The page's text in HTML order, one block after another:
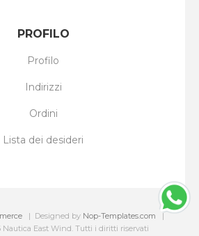
PROFILO
Profilo
Indirizzi
Ordini
Lista dei desideri
Designed by Nop-Templates.com
Nautica East Wind. Tutti i diritti riservati